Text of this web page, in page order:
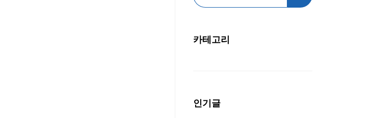
카테고리
인기글